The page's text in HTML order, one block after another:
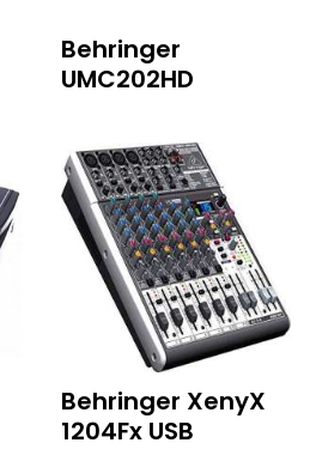
Behringer
UMC202HD
Behringer XenyX
1204Fx USB